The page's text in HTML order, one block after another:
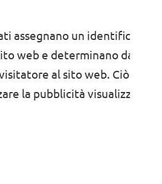
assegnano un identificativo
web e determinano dati
al sito web. Ciò
la pubblicità visualizzata